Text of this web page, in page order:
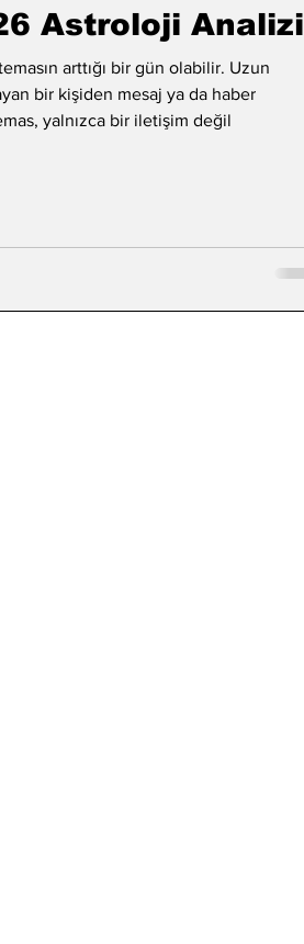
Astroloji Analizi
arttığı bir gün olabilir. Uzun
bir kişiden mesaj ya da haber
yalnızca bir iletişim değil